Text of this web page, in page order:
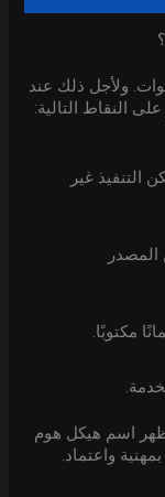
ولأجل ذلك عند
النقاط التالية:
التنفيذ غير
المصدر
مكتوبًا.
اسم هيكل هوم
بمهنية واعتماد.